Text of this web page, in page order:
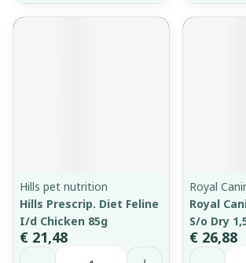
Hills pet nutrition
Hills Prescrip. Diet Feline
I/d Chicken 85g
€ 21,48
Aantal
Royal
Royal
S/o Dry
€ 26,88
Aantal